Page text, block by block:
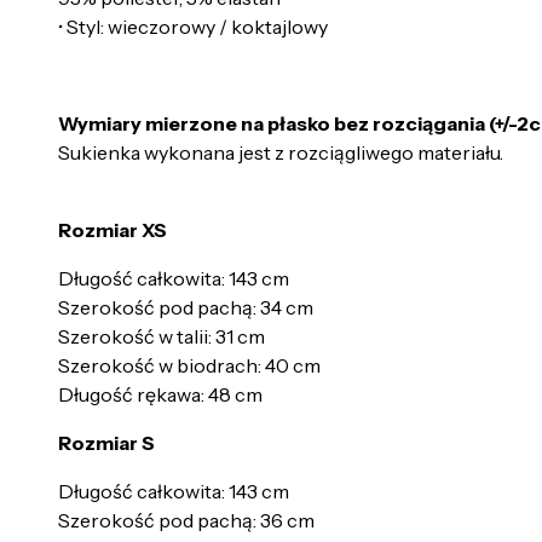
• Styl: wieczorowy / koktajlowy
Wymiary mierzone na płasko bez rozciągania (+/-
Sukienka wykonana jest z rozciągliwego materiału.
Rozmiar XS
Długość całkowita: 143 cm
Szerokość pod pachą: 34 cm
Szerokość w talii: 31 cm
Szerokość w biodrach: 40 cm
Długość rękawa: 48 cm
Rozmiar S
Długość całkowita: 143 cm
Szerokość pod pachą: 36 cm